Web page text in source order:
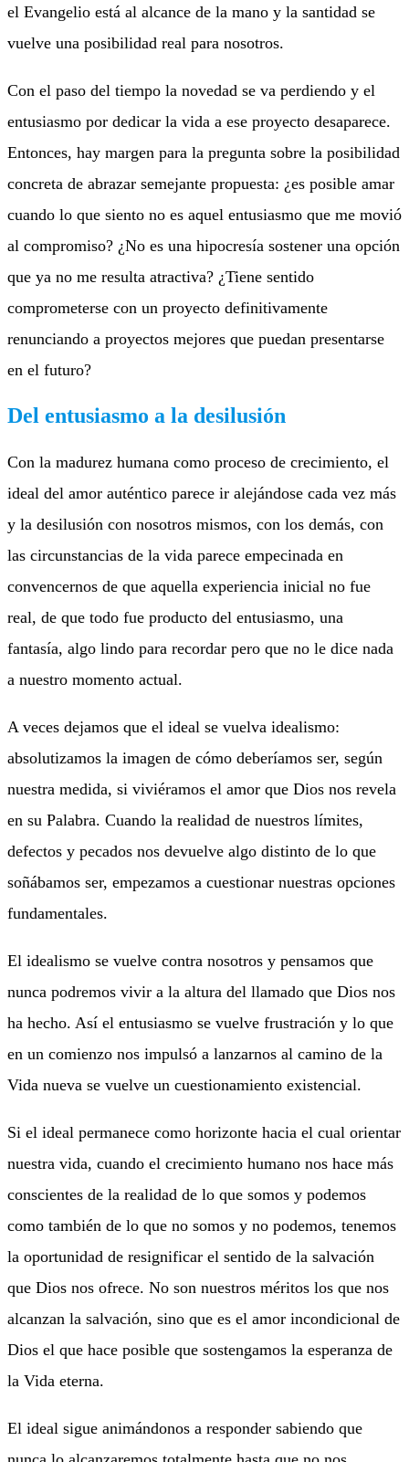
el Evangelio está al alcance de la mano y la santidad se
vuelve una posibilidad real para nosotros.
Con el paso del tiempo la novedad se va perdiendo y el
entusiasmo por dedicar la vida a ese proyecto desaparece.
Entonces, hay margen para la pregunta sobre la posibilidad
concreta de abrazar semejante propuesta: ¿es posible amar
cuando lo que siento no es aquel entusiasmo que me movió
al compromiso? ¿No es una hipocresía sostener una opción
que ya no me resulta atractiva? ¿Tiene sentido
comprometerse con un proyecto definitivamente
renunciando a proyectos mejores que puedan presentarse
en el futuro?
Del entusiasmo a la desilusión
Con la madurez humana como proceso de crecimiento, el
ideal del amor auténtico parece ir alejándose cada vez más
y la desilusión con nosotros mismos, con los demás, con
las circunstancias de la vida parece empecinada en
convencernos de que aquella experiencia inicial no fue
real, de que todo fue producto del entusiasmo, una
fantasía, algo lindo para recordar pero que no le dice nada
a nuestro momento actual.
A veces dejamos que el ideal se vuelva idealismo:
absolutizamos la imagen de cómo deberíamos ser, según
nuestra medida, si viviéramos el amor que Dios nos revela
en su Palabra. Cuando la realidad de nuestros límites,
defectos y pecados nos devuelve algo distinto de lo que
soñábamos ser, empezamos a cuestionar nuestras opciones
fundamentales.
El idealismo se vuelve contra nosotros y pensamos que
nunca podremos vivir a la altura del llamado que Dios nos
ha hecho. Así el entusiasmo se vuelve frustración y lo que
en un comienzo nos impulsó a lanzarnos al camino de la
Vida nueva se vuelve un cuestionamiento existencial.
Si el ideal permanece como horizonte hacia el cual orientar
nuestra vida, cuando el crecimiento humano nos hace más
conscientes de la realidad de lo que somos y podemos
como también de lo que no somos y no podemos, tenemos
la oportunidad de resignificar el sentido de la salvación
que Dios nos ofrece. No son nuestros méritos los que nos
alcanzan la salvación, sino que es el amor incondicional de
Dios el que hace posible que sostengamos la esperanza de
la Vida eterna.
El ideal sigue animándonos a responder sabiendo que